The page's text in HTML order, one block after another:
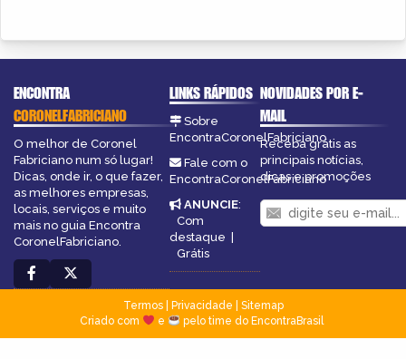
ENCONTRA
CORONELFABRICIANO
O melhor de Coronel
Fabriciano num só lugar!
Dicas, onde ir, o que fazer,
as melhores empresas,
locais, serviços e muito
mais no guia Encontra
CoronelFabriciano.
LINKS RÁPIDOS
Sobre
EncontraCoronelFabriciano
Fale com o
EncontraCoronelFabriciano
ANUNCIE:
Com
destaque |
Grátis
NOVIDADES POR E-
MAIL
Receba grátis as
principais notícias,
dicas e promoções
Termos| Privacidade
Sitemap
Criado com
e pelo time do EncontraBrasil